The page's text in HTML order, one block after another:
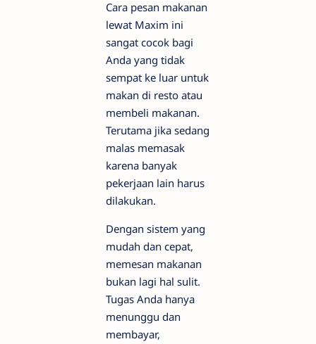
Cara pesan makanan
lewat Maxim ini
sangat cocok bagi
Anda yang tidak
sempat ke luar untuk
makan di resto atau
membeli makanan.
Terutama jika sedang
malas memasak
karena banyak
pekerjaan lain harus
dilakukan.
Dengan sistem yang
mudah dan cepat,
memesan makanan
bukan lagi hal sulit.
Tugas Anda hanya
menunggu dan
membayar,